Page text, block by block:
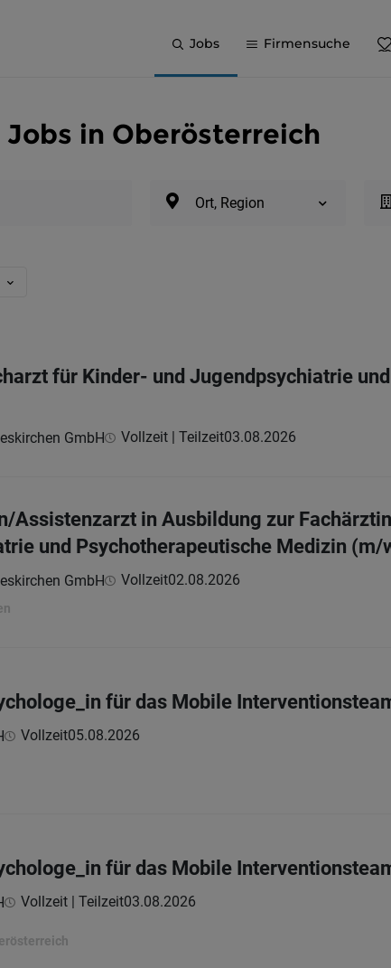
Jobs Firmensuche
in Oberösterreich
Ort, Region
für Kinder- und Jugendpsychiatrie
GmbH Vollzeit | Teilzeit03.08.2026
Assistenzarzt in Ausbildung zur
und Psychotherapeutische Medizin (m/
GmbH Vollzeit02.08.2026
für das Mobile
Vollzeit05.08.2026
für das Mobile
Vollzeit | Teilzeit03.08.2026